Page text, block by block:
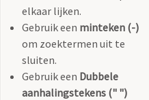
elkaar lijken.
Gebruik een minteken (-)
om zoektermen uit te
sluiten.
Gebruik een Dubbele
aanhalingstekens (" ")